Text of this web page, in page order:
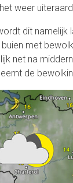
weer
dit namelijk
met
net na
de